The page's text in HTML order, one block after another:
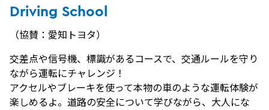
Driving School
（協賛：愛知トヨタ）
交差点や信号機、標識があるコースで、交通ルールを守り
ながら運転にチャレンジ！
アクセルやブレーキを使って本物の車のような運転体験が
楽しめるよ。道路の安全について学びながら、大人にな